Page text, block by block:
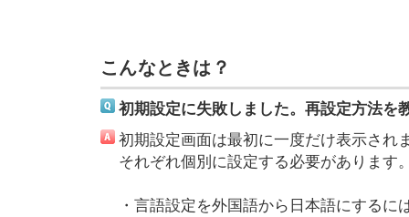
こんなときは？
初期設定に失敗しました。再設定方法を
初期設定画面は最初に一度だけ表示さ
それぞれ個別に設定する必要があります
・言語設定を外国語から日本語にするに